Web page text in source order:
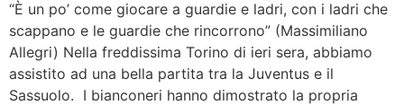
“È un po’ come giocare a guardie e ladri, con i ladri che
scappano e le guardie che rincorrono” (Massimiliano
Allegri) Nella freddissima Torino di ieri sera, abbiamo
assistito ad una bella partita tra la Juventus e il
Sassuolo. I bianconeri hanno dimostrato la propria